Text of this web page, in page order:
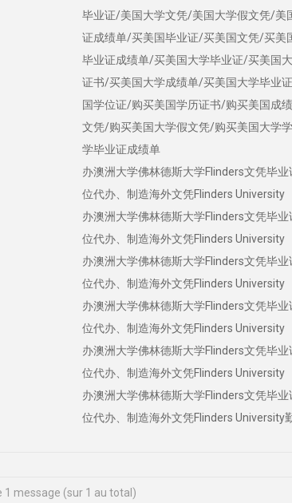
毕业证/美国大学文凭/美国大学假文凭/美
证成绩单/买美国毕业证/买美国文凭/买
毕业证成绩单/买美国大学毕业证/买美国
证书/买美国大学成绩单/买美国大学毕业
国学位证/购买美国学历证书/购买美国成
文凭/购买美国大学假文凭/购买美国大学
学毕业证成绩单
办澳洲大学佛林德斯大学Flinders文凭毕
位代办、制造海外文凭Flinders University
办澳洲大学佛林德斯大学Flinders文凭毕
位代办、制造海外文凭Flinders University
办澳洲大学佛林德斯大学Flinders文凭毕
位代办、制造海外文凭Flinders University
办澳洲大学佛林德斯大学Flinders文凭毕
位代办、制造海外文凭Flinders University
办澳洲大学佛林德斯大学Flinders文凭毕
位代办、制造海外文凭Flinders University
办澳洲大学佛林德斯大学Flinders文凭毕
位代办、制造海外文凭Flinders University
1 message (sur 1 au total)